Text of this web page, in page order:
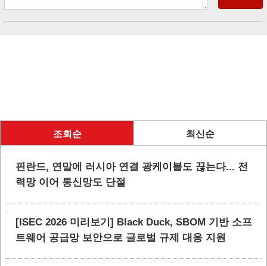
조회순 최신순
핀란드, 연말에 러시아 연결 광케이블도 끊는다... 전
력망 이어 통신망도 단절
[ISEC 2026 미리보기] Black Duck, SBOM 기반 소프
트웨어 공급망 보안으로 글로벌 규제 대응 지원